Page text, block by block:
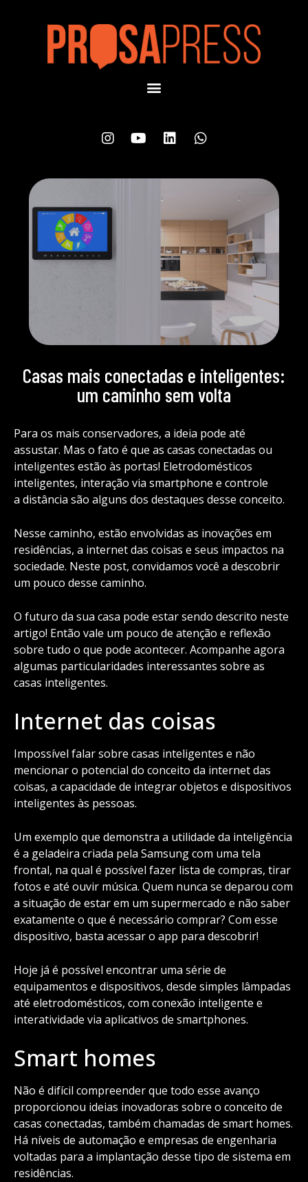
Casas mais conectadas e inteligentes:
um caminho sem volta
Para os mais conservadores, a ideia pode até
assustar. Mas o fato é que as casas conectadas ou
inteligentes estão às portas! Eletrodomésticos
inteligentes, interação via smartphone e controle
a distância são alguns dos destaques desse conceito.
Nesse caminho, estão envolvidas as inovações em
residências, a internet das coisas e seus impactos na
sociedade. Neste post, convidamos você a descobrir
um pouco desse caminho.
O futuro da sua casa pode estar sendo descrito neste
artigo! Então vale um pouco de atenção e reflexão
sobre tudo o que pode acontecer. Acompanhe agora
algumas particularidades interessantes sobre as
casas inteligentes.
Internet das coisas
Impossível falar sobre casas inteligentes e não
mencionar o potencial do conceito da internet das
coisas, a capacidade de integrar objetos e dispositivos
inteligentes às pessoas.
Um exemplo que demonstra a utilidade da inteligência
é a geladeira criada pela Samsung com uma tela
frontal, na qual é possível fazer lista de compras, tirar
fotos e até ouvir música. Quem nunca se deparou com
a situação de estar em um supermercado e não saber
exatamente o que é necessário comprar? Com esse
dispositivo, basta acessar o app para descobrir!
Hoje já é possível encontrar uma série de
equipamentos e dispositivos, desde simples lâmpadas
até eletrodomésticos, com conexão inteligente e
interatividade via aplicativos de smartphones.
Smart homes
Não é difícil compreender que todo esse avanço
proporcionou ideias inovadoras sobre o conceito de
casas conectadas, também chamadas de smart homes.
Há níveis de automação e empresas de engenharia
voltadas para a implantação desse tipo de sistema em
residências.